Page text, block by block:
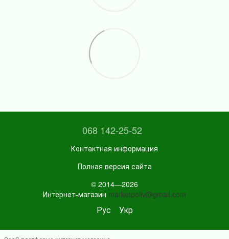
068 142-25-52
Контактная информация
Полная версия сайта
© 2014—2026
Интернет-магазин marketpoliv@gmail.com
Рус Укр